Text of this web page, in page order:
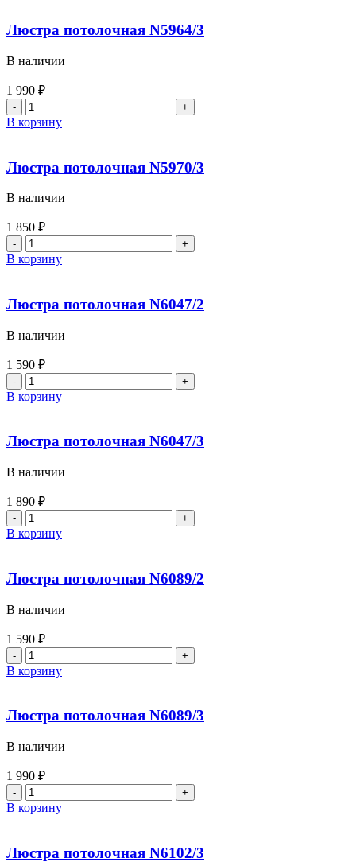
Люстра потолочная N5964/3
В наличии
1 990 ₽
В корзину
Люстра потолочная N5970/3
В наличии
1 850 ₽
В корзину
Люстра потолочная N6047/2
В наличии
1 590 ₽
В корзину
Люстра потолочная N6047/3
В наличии
1 890 ₽
В корзину
Люстра потолочная N6089/2
В наличии
1 590 ₽
В корзину
Люстра потолочная N6089/3
В наличии
1 990 ₽
В корзину
Люстра потолочная N6102/3